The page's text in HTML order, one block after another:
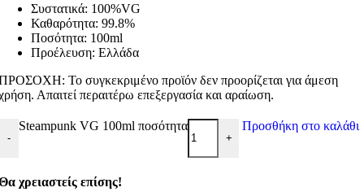
Συστατικά: 100%VG
Καθαρότητα: 99.8%
Ποσότητα: 100ml
Προέλευση: Ελλάδα
Το συγκεκριμένο προϊόν δεν προορίζεται για άμεση
Απαιτεί περαιτέρω επεξεργασία και αραίωση.
-
Steampunk VG 100ml ποσότητα
+
Προσθήκη στο καλάθι
χρειαστείς επίσης!